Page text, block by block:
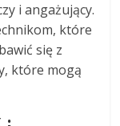
i angażujący.
które
się z
które mogą